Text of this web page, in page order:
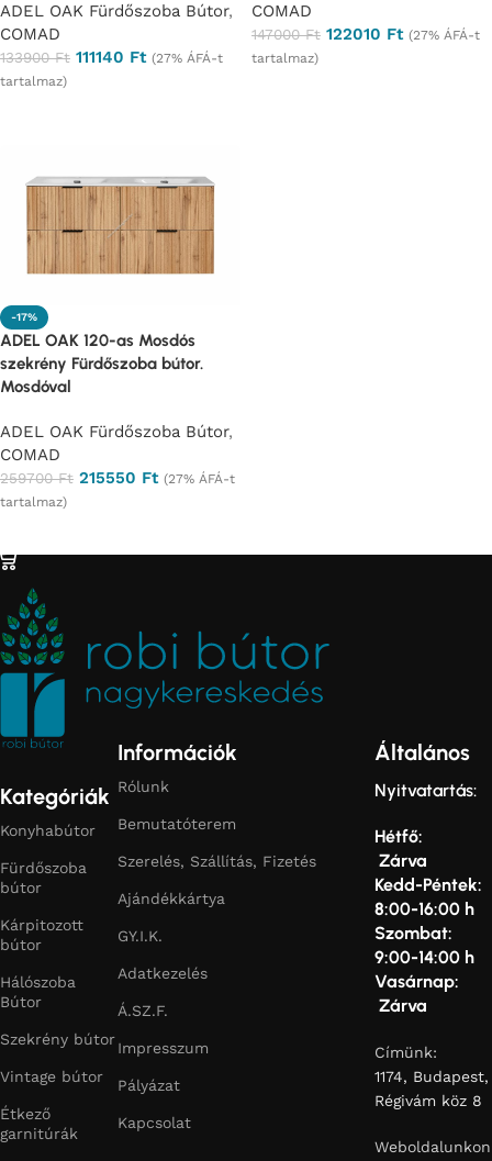
ADEL OAK Fürdőszoba Bútor,
COMAD
133900Ft 111140 Ft (27% ÁFÁ-t
tartalmaz)
COMAD
147000Ft 122010 Ft (27% ÁFÁ-t
tartalmaz)
-17%
ADEL OAK 120-as Mosdós
szekrény Fürdőszoba bútor.
Mosdóval
ADEL OAK Fürdőszoba Bútor,
COMAD
259700Ft 215550 Ft (27% ÁFÁ-t
tartalmaz)
Kategóriák
Konyhabútor
Fürdőszoba
bútor
Kárpitozott
bútor
Hálószoba
Bútor
Szekrény bútor
Vintage bútor
Étkező
garnitúrák
Információk
Rólunk
Bemutatóterem
Szerelés, Szállítás, Fizetés
Ajándékkártya
GY.I.K.
Adatkezelés
Á.SZ.F.
Impresszum
Pályázat
Kapcsolat
Általános
Nyitvatartás:
Hétfő:
Zárva
Kedd-Péntek:
8:00-16:00 h
Szombat:
9:00-14:00 h
Vasárnap:
Zárva
Címünk:
1174, Budapest,
Régivám köz 8
Weboldalunkon